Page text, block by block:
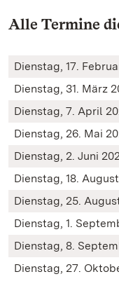
Alle Termine
Dienstag, 17.
Dienstag, 31. März
Dienstag, 7. April
Dienstag, 26. Mai
Dienstag, 2. Juni
Dienstag, 18.
Dienstag, 25.
Dienstag, 1.
Dienstag, 8.
Dienstag, 27.